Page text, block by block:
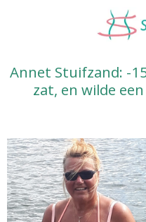
de
Annet Stuifzand: -
zat, en wilde